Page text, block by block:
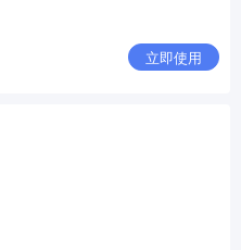
立即使用